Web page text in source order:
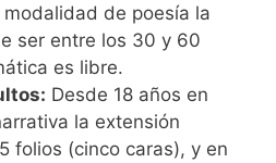
de poesía la
ser entre los 30 y 60
es libre.
Desde 18 años en
la extensión
folios (cinco caras), y en